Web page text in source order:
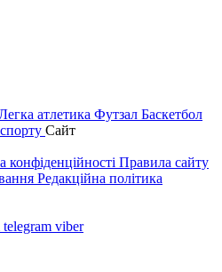
атлетика Футзал Баскетбол
Сайт
конфіденційності Правила сайту
Редакційна політика
telegram viber